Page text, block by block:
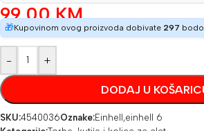
99,00KM
🎁Kupovinom ovog proizvoda dobivate 297
- +
DODAJ U
SKU:4540036Oznake:Einhell ,einhell 6